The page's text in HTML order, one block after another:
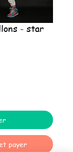
- star
payer